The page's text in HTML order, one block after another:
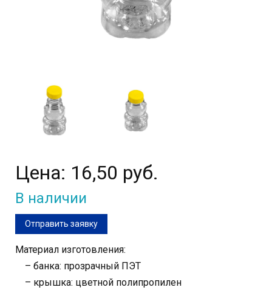
Цена: 16,50 руб.
В наличии
Отправить заявку
Материал изготовления:
– банка: прозрачный ПЭТ
– крышка: цветной полипропилен